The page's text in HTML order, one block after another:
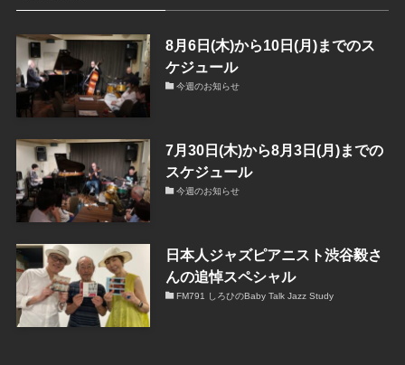
8月6日(木)から10日(月)までのス
ケジュール
今週のお知らせ
7月30日(木)から8月3日(月)までの
スケジュール
今週のお知らせ
日本人ジャズピアニスト渋谷毅さ
んの追悼スペシャル
FM791 しろひのBaby Talk Jazz Study